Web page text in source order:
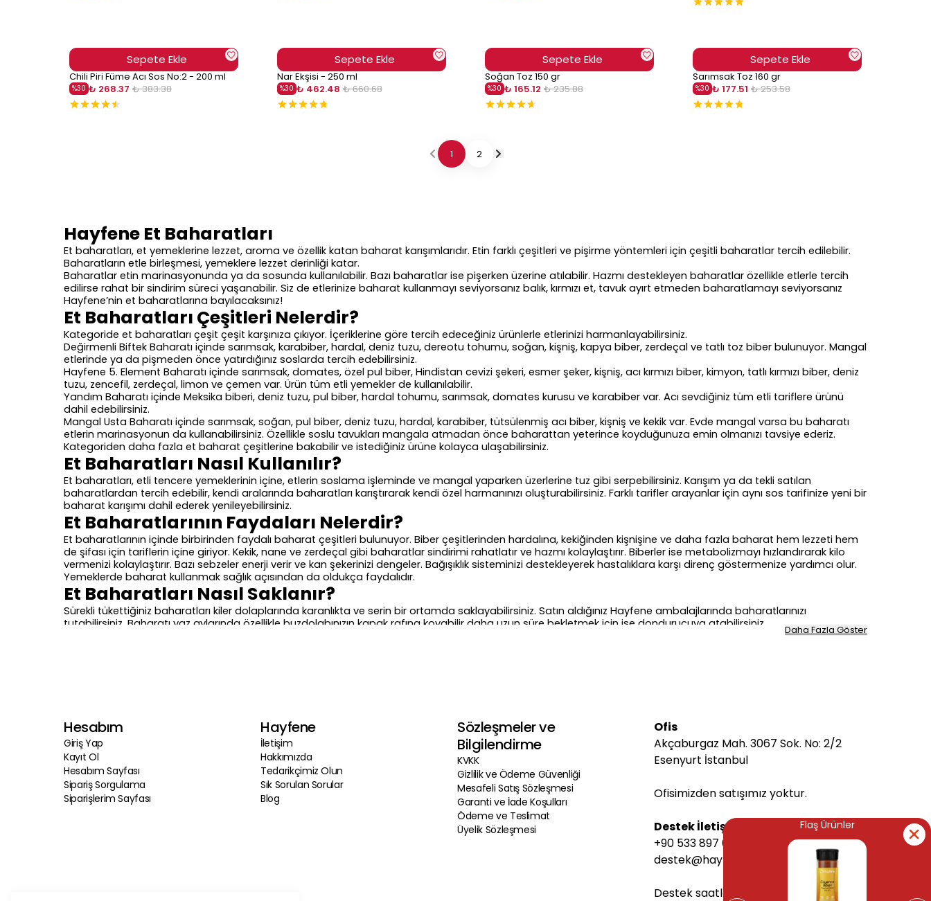
Sepete Ekle
Chili Piri Füme Acı Sos No:2 - 200 ml
%30 ₺ 268.37 ₺ 383.38
Sepete Ekle
Nar Ekşisi - 250 ml
%30 ₺ 462.48 ₺ 660.68
Sepete Ekle
Soğan Toz 150 gr
%30 ₺ 165.12 ₺ 235.88
Sepete Ekle
Sarımsak Toz 160 gr
%30 ₺ 177.51 ₺ 253.58
1 2
Hayfene Et Baharatları
Et baharatları, et yemeklerine lezzet, aroma ve özellik katan baharat karışımlarıdır. Etin farklı çeşitleri ve pişirme yöntemleri için çeşitli baharatlar tercih edilebilir.
Baharatların etle birleşmesi, yemeklere lezzet derinliği katar.
Baharatlar etin marinasyonunda ya da sosunda kullanılabilir. Bazı baharatlar ise pişerken üzerine atılabilir. Hazmı destekleyen baharatlar özellikle etlerle tercih
edilirse rahat bir sindirim süreci yaşanabilir. Siz de etlerinize baharat kullanmayı seviyorsanız balık, kırmızı et, tavuk ayırt etmeden baharatlamayı seviyorsanız
Hayfene’nin et baharatlarına bayılacaksınız!
Et Baharatları Çeşitleri Nelerdir?
Kategoride et baharatları çeşit çeşit karşınıza çıkıyor. İçeriklerine göre tercih edeceğiniz ürünlerle etlerinizi harmanlayabilirsiniz.
Değirmenli Biftek Baharatı içinde sarımsak, karabiber, hardal, deniz tuzu, dereotu tohumu, soğan, kişniş, kapya biber, zerdeçal ve tatlı toz biber bulunuyor. Mangal
etlerinde ya da pişmeden önce yatırdığınız soslarda tercih edebilirsiniz.
Hayfene 5. Element Baharatı içinde sarımsak, domates, özel pul biber, Hindistan cevizi şekeri, esmer şeker, kişniş, acı kırmızı biber, kimyon, tatlı kırmızı biber, deniz
tuzu, zencefil, zerdeçal, limon ve çemen var. Ürün tüm etli yemekler de kullanılabilir.
Yandım Baharatı içinde Meksika biberi, deniz tuzu, pul biber, hardal tohumu, sarımsak, domates kurusu ve karabiber var. Acı sevdiğiniz tüm etli tariflere ürünü
dahil edebilirsiniz.
Mangal Usta Baharatı içinde sarımsak, soğan, pul biber, deniz tuzu, hardal, karabiber, tütsülenmiş acı biber, kişniş ve kekik var. Evde mangal varsa bu baharatı
etlerin marinasyonun da kullanabilirsiniz. Özellikle soslu tavukları mangala atmadan önce baharattan yeterince koyduğunuza emin olmanızı tavsiye ederiz.
Kategoriden daha fazla et baharat çeşitlerine bakabilir ve istediğiniz ürüne kolayca ulaşabilirsiniz.
Et Baharatları Nasıl Kullanılır?
Et baharatları, etli tencere yemeklerinin içine, etlerin soslama işleminde ve mangal yaparken üzerlerine tuz gibi serpebilirsiniz. Karışım ya da tekli satılan
baharatlardan tercih edebilir, kendi aralarında baharatları karıştırarak kendi özel harmanınızı oluşturabilirsiniz. Farklı tarifler arayanlar için aynı sos tarifinize yeni bir
baharat karışımı dahil ederek yenileyebilirsiniz.
Et Baharatlarının Faydaları Nelerdir?
Et baharatlarının içinde birbirinden faydalı baharat çeşitleri bulunuyor. Biber çeşitlerinden hardalına, kekiğinden kişnişine ve daha fazla baharat hem lezzeti hem
de şifası için tariflerin içine giriyor. Kekik, nane ve zerdeçal gibi baharatlar sindirimi rahatlatır ve hazmı kolaylaştırır. Biberler ise metabolizmayı hızlandırarak kilo
vermenizi kolaylaştırır. Bazı sebzeler enerji verir ve kan şekerinizi dengeler. Bağışıklık sisteminizi destekleyerek hastalıklara karşı direnç göstermenize yardımcı olur.
Yemeklerde baharat kullanmak sağlık açısından da oldukça faydalıdır.
Et Baharatları Nasıl Saklanır?
Sürekli tükettiğiniz baharatları kiler dolaplarında karanlıkta ve serin bir ortamda saklayabilirsiniz. Satın aldığınız Hayfene ambalajlarında baharatlarınızı
tutabilirsiniz. Baharatı yaz aylarında özellikle buzdolabınızın kapak rafına koyabilir daha uzun süre bekletmek için ise dondurucuya atabilirsiniz.
Daha Fazla Göster
Hesabım
Giriş Yap
Kayıt Ol
Hesabım Sayfası
Sipariş Sorgulama
Siparişlerim Sayfası
Hayfene
İletişim
Hakkımızda
Tedarikçimiz Olun
Sık Sorulan Sorular
Blog
Sözleşmeler ve
Bilgilendirme
KVKK
Gizlilik ve Ödeme Güvenliği
Mesafeli Satış Sözleşmesi
Garanti ve İade Koşulları
Ödeme ve Teslimat
Üyelik Sözleşmesi
Ofis
Akçaburgaz Mah. 3067 Sok. No: 2/2
Esenyurt İstanbul
Ofisimizden satışımız yoktur.
Destek İletişim Bilgileri
+90 533 897 6068
destek@hayfene.com
Destek saatlerimiz Pazartesi-Cuma
Flaş Ürünler
Flaş Ürünler